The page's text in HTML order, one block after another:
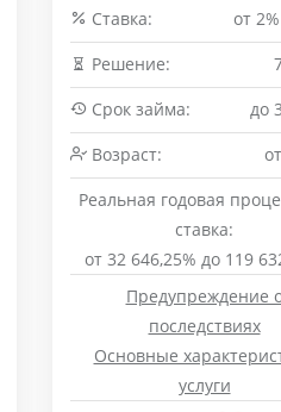
Cтавка:
от
Решение:
Срок займа:
до
Возраст:
Реальная годовая
ставка:
от 32 646,25% до 119
Предупреждение
последствиях
Основные
услуги